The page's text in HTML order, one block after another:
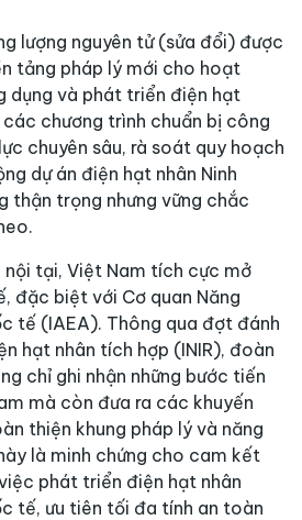
lượng nguyên tử (sửa đổi) được
tảng pháp lý mới cho hoạt
dụng và phát triển điện hạt
chương trình chuẩn bị công
chuyên sâu, rà soát quy hoạch
dự án điện hạt nhân Ninh
thận trọng nhưng vững chắc
nội tại, Việt Nam tích cực mở
đặc biệt với Cơ quan Năng
tế (IAEA). Thông qua đợt đánh
hạt nhân tích hợp (INIR), đoàn
chỉ ghi nhận những bước tiến
mà còn đưa ra các khuyến
thiện khung pháp lý và năng
là minh chứng cho cam kết
phát triển điện hạt nhân
tế, ưu tiên tối đa tính an toàn